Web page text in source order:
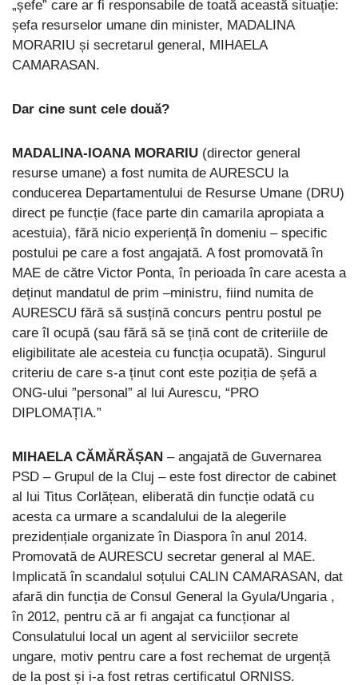
„șefe” care ar fi responsabile de toată această situație:
șefa resurselor umane din minister, MADALINA
MORARIU și secretarul general, MIHAELA
CAMARASAN.
Dar cine sunt cele două?
MADALINA-IOANA MORARIU (director general
resurse umane) a fost numita de AURESCU la
conducerea Departamentului de Resurse Umane (DRU)
direct pe funcție (face parte din camarila apropiata a
acestuia), fără nicio experiență în domeniu – specific
postului pe care a fost angajată. A fost promovată în
MAE de către Victor Ponta, în perioada în care acesta a
deținut mandatul de prim –ministru, fiind numita de
AURESCU fără să susțină concurs pentru postul pe
care îl ocupă (sau fără să se țină cont de criteriile de
eligibilitate ale acesteia cu funcția ocupată). Singurul
criteriu de care s-a ținut cont este poziția de șefă a
ONG-ului ”personal” al lui Aurescu, “PRO
DIPLOMAȚIA.”
MIHAELA CĂMĂRĂȘAN – angajată de Guvernarea
PSD – Grupul de la Cluj – este fost director de cabinet
al lui Titus Corlățean, eliberată din funcție odată cu
acesta ca urmare a scandalului de la alegerile
prezidențiale organizate în Diaspora în anul 2014.
Promovată de AURESCU secretar general al MAE.
Implicată în scandalul soțului CALIN CAMARASAN, dat
afară din funcția de Consul General la Gyula/Ungaria ,
în 2012, pentru că ar fi angajat ca funcționar al
Consulatului local un agent al serviciilor secrete
ungare, motiv pentru care a fost rechemat de urgență
de la post și i-a fost retras certificatul ORNISS.